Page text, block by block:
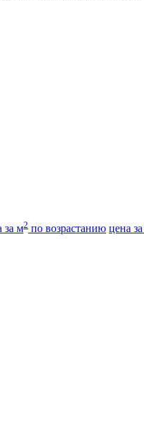
за м2 по возрастанию цена